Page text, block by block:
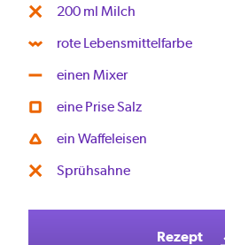
200 ml Milch
rote Lebensmittelfarbe
einen Mixer
eine Prise Salz
ein Waffeleisen
Sprühsahne
Rezept